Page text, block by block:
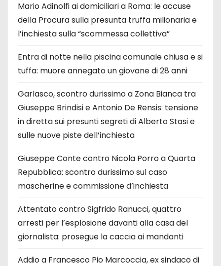
Mario Adinolfi ai domiciliari a Roma: le accuse
della Procura sulla presunta truffa milionaria e
l’inchiesta sulla “scommessa collettiva”
Entra di notte nella piscina comunale chiusa e si
tuffa: muore annegato un giovane di 28 anni
Garlasco, scontro durissimo a Zona Bianca tra
Giuseppe Brindisi e Antonio De Rensis: tensione
in diretta sui presunti segreti di Alberto Stasi e
sulle nuove piste dell’inchiesta
Giuseppe Conte contro Nicola Porro a Quarta
Repubblica: scontro durissimo sul caso
mascherine e commissione d’inchiesta
Attentato contro Sigfrido Ranucci, quattro
arresti per l’esplosione davanti alla casa del
giornalista: prosegue la caccia ai mandanti
Addio a Francesco Pio Marcoccia, ex sindaco di